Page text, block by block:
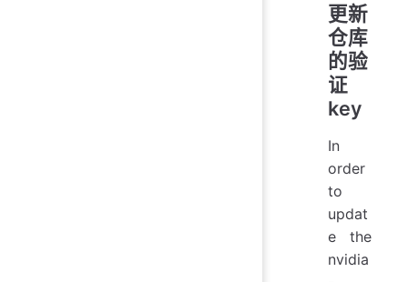
更新
仓库
的验
证
key
In
order
to
updat
e the
nvidia